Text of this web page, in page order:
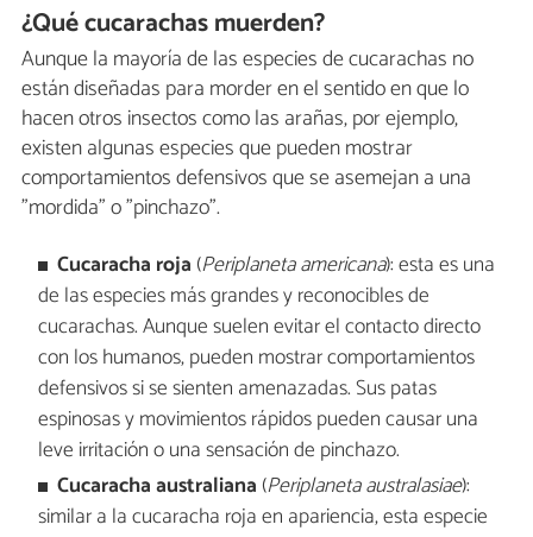
¿Qué cucarachas muerden?
Aunque la mayoría de las especies de cucarachas no
están diseñadas para morder en el sentido en que lo
hacen otros insectos como las arañas, por ejemplo,
existen algunas especies que pueden mostrar
comportamientos defensivos que se asemejan a una
"mordida" o "pinchazo".
Cucaracha roja (Periplaneta americana): esta es una
de las especies más grandes y reconocibles de
cucarachas. Aunque suelen evitar el contacto directo
con los humanos, pueden mostrar comportamientos
defensivos si se sienten amenazadas. Sus patas
espinosas y movimientos rápidos pueden causar una
leve irritación o una sensación de pinchazo.
Cucaracha australiana (Periplaneta australasiae):
similar a la cucaracha roja en apariencia, esta especie